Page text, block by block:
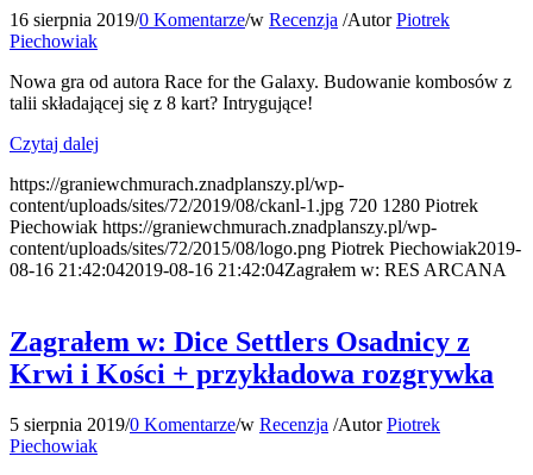
16 sierpnia 2019/0 Komentarze/w Recenzja /AutorPiotrek
Piechowiak
Nowa gra od autora Race for the Galaxy. Budowanie kombosów z
talii składającej się z 8 kart? Intrygujące!
Czytaj dalej
https://graniewchmurach.znadplanszy.pl/wp-
content/uploads/sites/72/2019/08/ckanl-1.jpg 720 1280 Piotrek
Piechowiak https://graniewchmurach.znadplanszy.pl/wp-
content/uploads/sites/72/2015/08/logo.png Piotrek Piechowiak2019-
08-16 21:42:042019-08-16 21:42:04Zagrałem w: RES ARCANA
Zagrałem w: Dice Settlers Osadnicy z
Krwi i Kości + przykładowa rozgrywka
5 sierpnia 2019/0 Komentarze/w Recenzja /AutorPiotrek
Piechowiak